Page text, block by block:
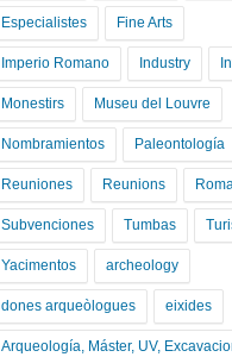
Especialistes Fine Arts
Imperio Romano Industry
Monestirs Museu del Louvre
Nombramientos Paleontología
Reuniones Reunions
Subvenciones Tumbas
Yacimentos archeology
dones arqueòlogues eixides
Arqueología, Máster, UV,